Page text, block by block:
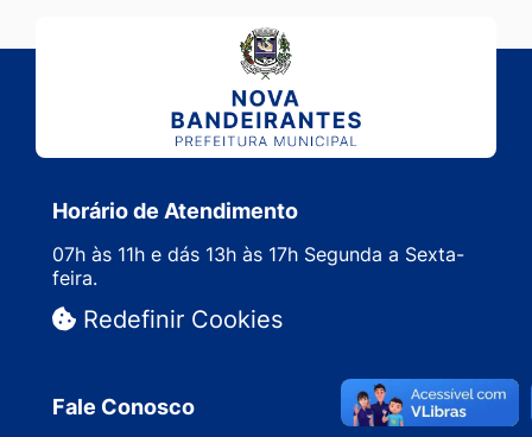
Horário de Atendimento
07h às 11h e dás 13h às 17h Segunda a Sexta-
feira.
Redefinir Cookies
Fale Conosco